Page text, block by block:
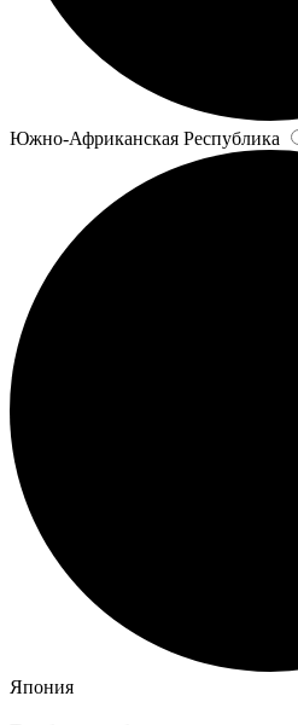
Южно-Африканская Республика
Япония